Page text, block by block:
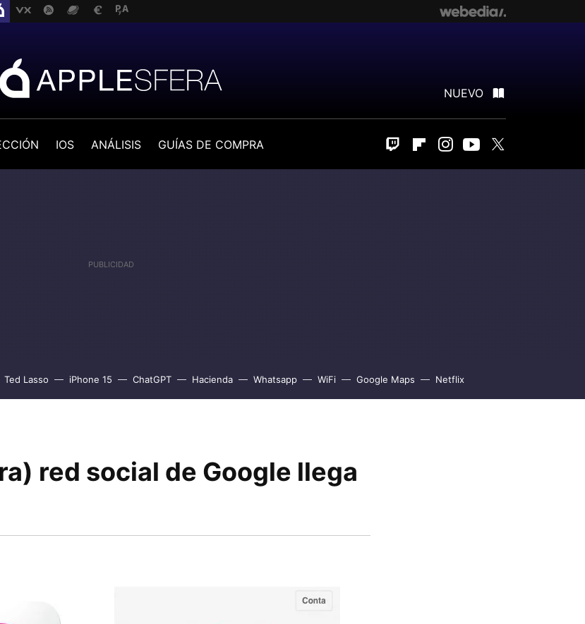
NUEVO
IOS ANÁLISIS GUÍAS DE COMPRA Twitch FlipboardInstagram
Youtube
Ted Lasso iPhone 15 ChatGPT Hacienda Whatsapp WiFi Google Maps Netflix
red social de Google llega